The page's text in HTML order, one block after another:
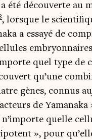
été décou­verte au
, lorsque le
a essayé de
quel type de
qu’une
gènes, connus
de Yama­na­ka
n’im­porte quelle
», pour